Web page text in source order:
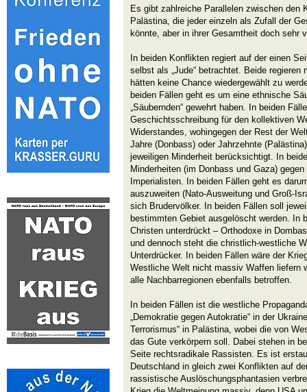
Es gibt zahlreiche Parallelen zwischen den
Palästina, die jeder einzeln als Zufall der
könnte, aber in ihrer Gesamtheit doch sehr
In beiden Konflikten regiert auf der einen
selbst als „Jude“ betrachtet. Beide
hätten keine Chance wiedergewählt zu
beiden Fällen geht es um eine ethnische
„Säubernden“ gewehrt haben. In beiden
Geschichtsschreibung für den kollektiven
Widerstandes, wohingegen der Rest der
Jahre (Donbass) oder Jahrzehnte
jeweiligen Minderheit berücksichtigt. In
Minderheiten (im Donbass und Gaza)
Imperialisten. In beiden Fällen geht es
auszuweiten (Nato-Ausweitung und Groß-
sich Brudervölker. In beiden Fällen soll
bestimmten Gebiet ausgelöscht werden. In
Christen unterdrückt – Orthodoxe in
und dennoch steht die christlich-westliche
Unterdrücker. In beiden Fällen wäre der
Westliche Welt nicht massiv Waffen liefern
alle Nachbarregionen ebenfalls betroffen.
In beiden Fällen ist die westliche
„Demokratie gegen Autokratie“ in der
Terrorismus“ in Palästina, wobei die von
das Gute verkörpern soll. Dabei stehen in
Seite rechtsradikale Rassisten. Es ist
Deutschland in gleich zwei Konflikten auf
rassistische Auslöschungsphantasien